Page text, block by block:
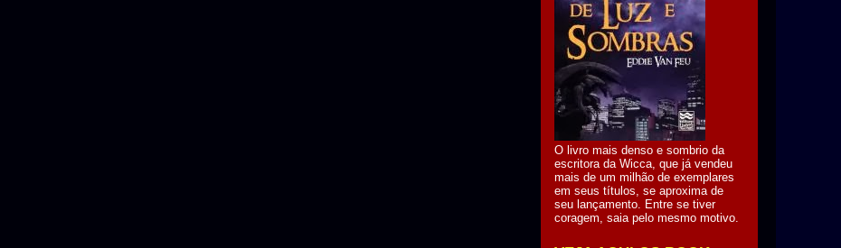
O livro mais denso e sombrio da
escritora da Wicca, que já vendeu
mais de um milhão de exemplares
em seus títulos, se aproxima de
seu lançamento. Entre se tiver
coragem, saia pelo mesmo motivo.